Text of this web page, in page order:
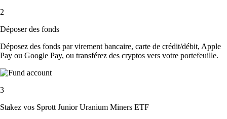
2
Déposer des fonds
Déposez des fonds par virement bancaire, carte de crédit/débit, Apple
Pay ou Google Pay, ou transférez des cryptos vers votre portefeuille.
3
Stakez vos Sprott Junior Uranium Miners ETF